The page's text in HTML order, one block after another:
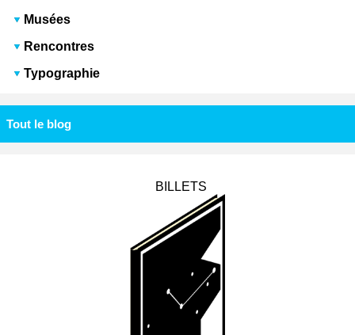
Musées
Rencontres
Typographie
Tout le blog
BILLETS